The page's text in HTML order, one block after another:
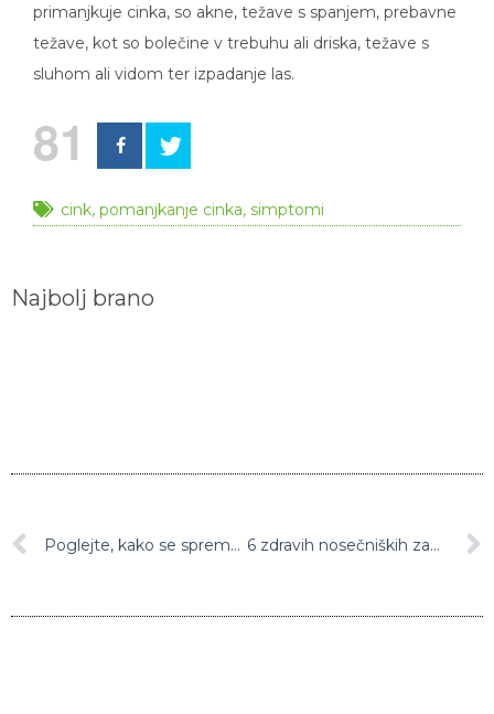
primanjkuje cinka, so akne, težave s spanjem, prebavne
težave, kot so bolečine v trebuhu ali driska, težave s
sluhom ali vidom ter izpadanje las.
81
cink, pomanjkanje cinka, simptomi
Najbolj brano
Poglejte, kako se spremeni videz obraza, če ne spimo dovolj (Video) 6 zdravih nosečniških zapovedi